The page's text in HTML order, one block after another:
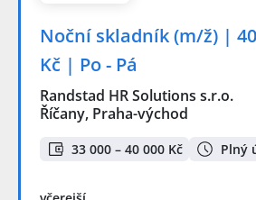
Noční skladník (m/ž) |
Kč | Po - Pá
Randstad HR Solutions s.r.o.
Říčany, Praha-východ
33 000 – 40 000 Kč Plný